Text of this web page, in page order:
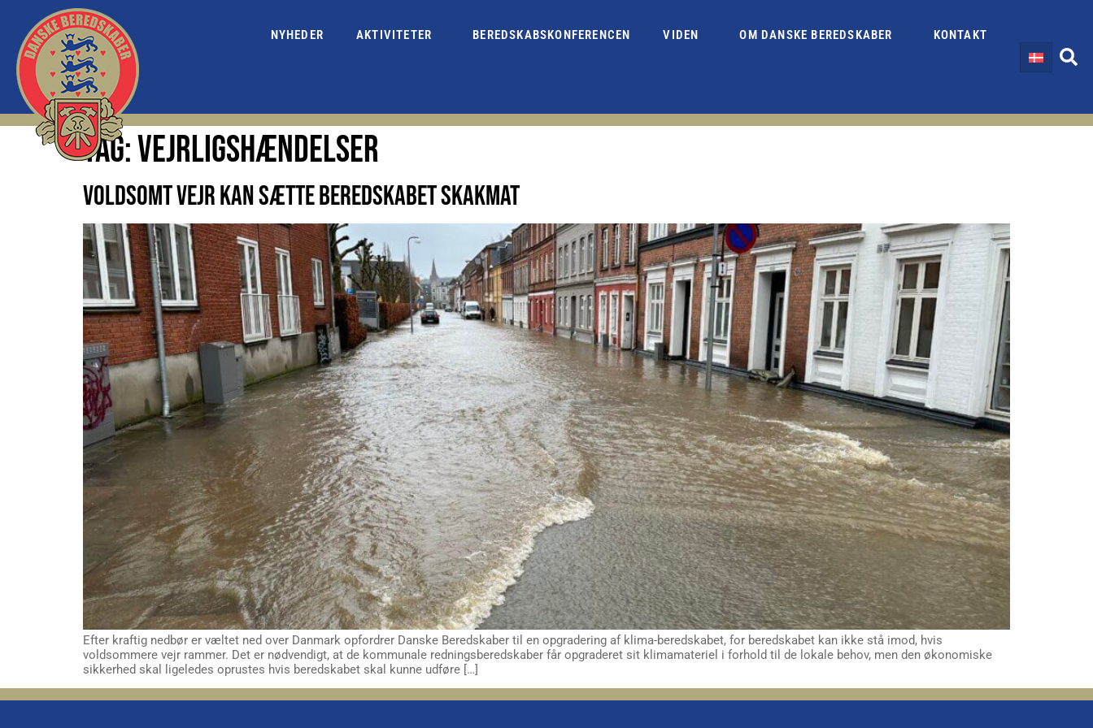
NYHEDER AKTIVITETER BEREDSKABSKONFERENCEN VIDEN OM DANSKE BEREDSKABER KONTAKT
TAG:VEJRLIGSHÆNDELSER
VOLDSOMT VEJR KAN SÆTTE BEREDSKABET SKAKMAT
Efter kraftig nedbør er væltet ned over Danmark opfordrer Danske Beredskaber til en opgradering af klima-beredskabet, for beredskabet kan ikke stå imod, hvis
voldsommere vejr rammer. Det er nødvendigt, at de kommunale redningsberedskaber får opgraderet sit klimamateriel i forhold til de lokale behov, men den økonomiske
sikkerhed skal ligeledes oprustes hvis beredskabet skal kunne udføre […]